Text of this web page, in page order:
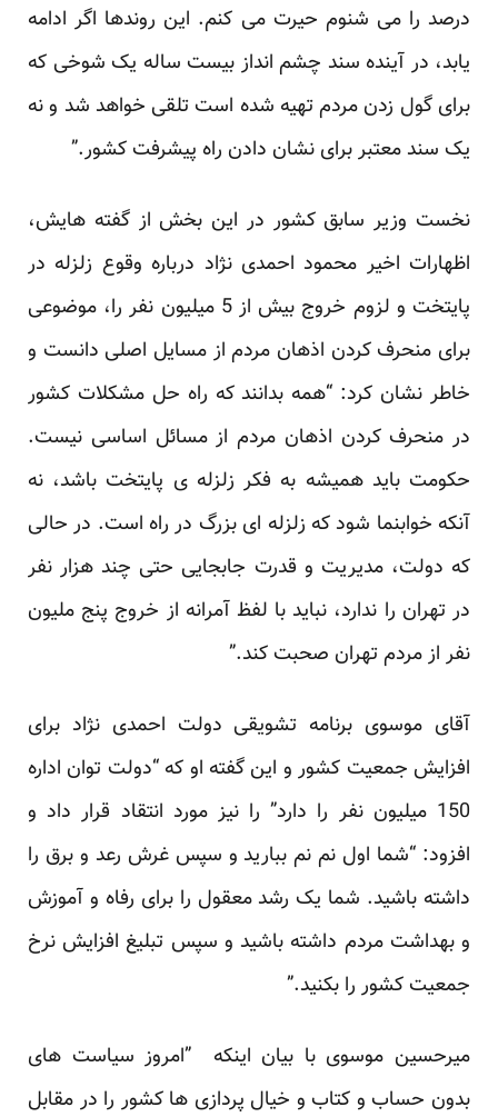
درصد را می شنوم حیرت می کنم. این روندها اگر ادامه
یابد، در آینده سند چشم انداز بیست ساله یک شوخی که
برای گول زدن مردم تهیه شده است تلقی خواهد شد و نه
یک سند معتبر برای نشان دادن راه پیشرفت کشور.”
نخست وزیر سابق کشور در این بخش از گفته هایش،
اظهارات اخیر محمود احمدی نژاد درباره وقوع زلزله در
پایتخت و لزوم خروج بیش از 5 میلیون نفر را، موضوعی
برای منحرف کردن اذهان مردم از مسایل اصلی دانست و
خاطر نشان کرد: “همه بدانند که راه حل مشکلات کشور
در منحرف کردن اذهان مردم از مسائل اساسی نیست.
حکومت باید همیشه به فکر زلزله ی پایتخت باشد، نه
آنکه خوابنما شود که زلزله ای بزرگ در راه است. در حالی
که دولت، مدیریت و قدرت جابجایی حتی چند هزار نفر
در تهران را ندارد، نباید با لفظ آمرانه از خروج پنج ملیون
نفر از مردم تهران صحبت کند.”
آقای موسوی برنامه تشویقی دولت احمدی نژاد برای
افزایش جمعیت کشور و این گفته او که “دولت توان اداره
150 میلیون نفر را دارد” را نیز مورد انتقاد قرار داد و
افزود: “شما اول نم نم ببارید و سپس غرش رعد و برق را
داشته باشید. شما یک رشد معقول را برای رفاه و آموزش
و بهداشت مردم داشته باشید و سپس تبلیغ افزایش نرخ
جمعیت کشور را بکنید.”
میرحسین موسوی با بیان اینکه ”امروز سیاست های
بدون حساب و کتاب و خیال پردازی ها کشور را در مقابل